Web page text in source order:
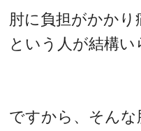
肘に負担がかかり
という人が結構い
ですから、そん